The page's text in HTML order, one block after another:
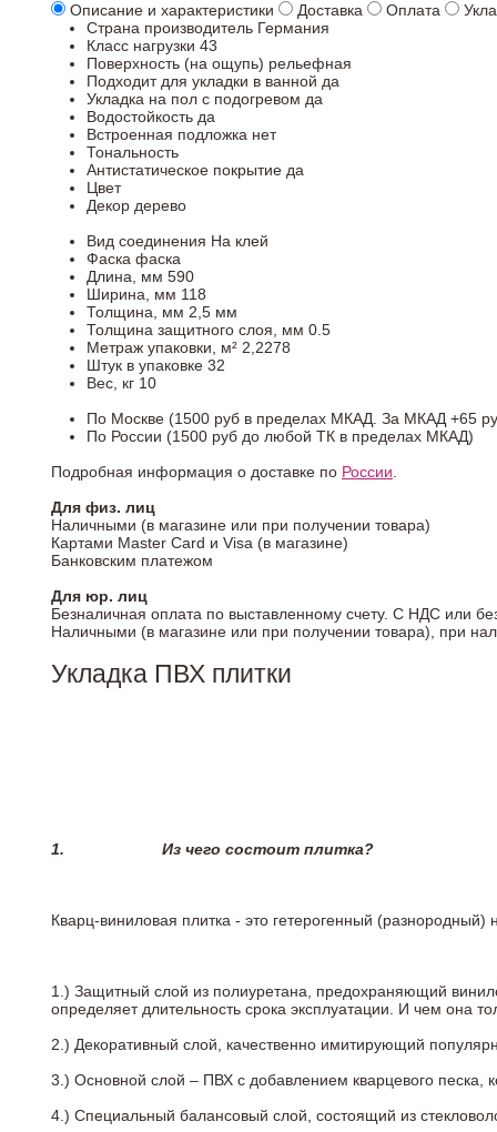
Описание и характеристики Доставка Оплата
Страна производитель Германия
Класс нагрузки 43
Поверхность (на ощупь) рельефная
Подходит для укладки в ванной да
Укладка на пол c подогревом да
Водостойкость да
Встроенная подложка нет
Тональность
Антистатическое покрытие да
Цвет
Декор дерево
Вид соединения На клей
Фаска фаска
Длина, мм 590
Ширина, мм 118
Толщина, мм 2,5 мм
Толщина защитного слоя, мм 0.5
Метраж упаковки, м² 2,2278
Штук в упаковке 32
Вес, кг 10
По Москве (1500 руб в пределах МКАД. За МКАД +65
По России (1500 руб до любой ТК в пределах МКАД)
Подробная информация о доставке по России.
Для физ. лиц
Наличными (в магазине или при получении товара)
Картами Master Card и Visa (в магазине)
Банковским платежом
Для юр. лиц
Безналичная оплата по выставленному счету. С НДС или
Наличными (в магазине или при получении товара), при
Укладка ПВХ плитки
1. Из чего состоит плитка?
Кварц-виниловая плитка - это гетерогенный
1.) Защитный слой из полиуретана, предохраняющий
определяет длительность срока эксплуатации. И чем она
2.) Декоративный слой, качественно имитирующий
3.) Основной слой – ПВХ с добавлением кварцевого песка,
4.) Специальный балансовый слой, состоящий из